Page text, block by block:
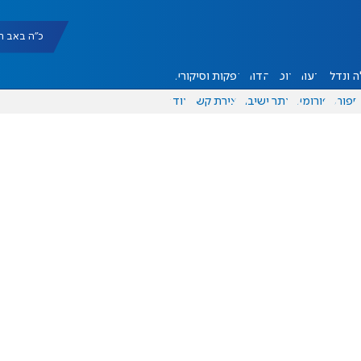
כ"ה באב תשפ"ו
ונדל"ן דעות אוכל יהדות הפקות וסיקורים
ספורט פורומים אתר ישיבה יצירת קשר עוד